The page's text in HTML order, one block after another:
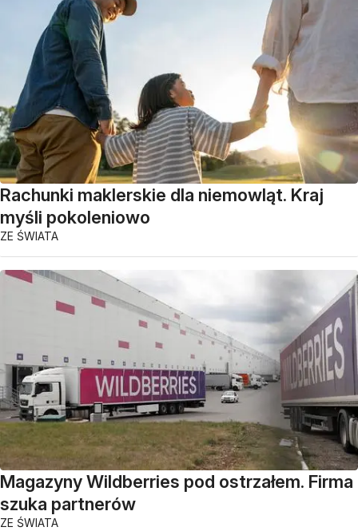
Rachunki maklerskie dla niemowląt. Kraj
myśli pokoleniowo
ZE ŚWIATA
Magazyny Wildberries pod ostrzałem. Firma
szuka partnerów
ZE ŚWIATA